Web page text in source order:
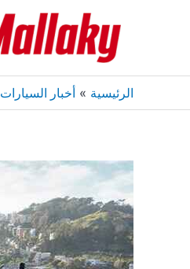
الرئيسية أخبار السيارات